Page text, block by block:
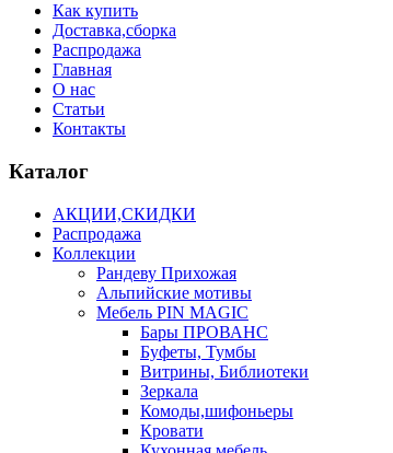
Как купить
Доставка,сборка
Распродажа
Главная
О нас
Статьи
Контакты
Каталог
АКЦИИ,СКИДКИ
Распродажа
Коллекции
Рандеву Прихожая
Альпийские мотивы
Мебель PIN MAGIС
Бары ПРОВАНС
Буфеты, Тумбы
Витрины, Библиотеки
Зеркала
Комоды,шифоньеры
Кровати